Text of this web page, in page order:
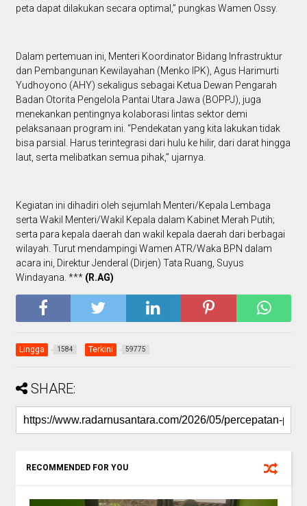
peta dapat dilakukan secara optimal,” pungkas Wamen Ossy.
Dalam pertemuan ini, Menteri Koordinator Bidang Infrastruktur
dan Pembangunan Kewilayahan (Menko IPK), Agus Harimurti
Yudhoyono (AHY) sekaligus sebagai Ketua Dewan Pengarah
Badan Otorita Pengelola Pantai Utara Jawa (BOPPJ), juga
menekankan pentingnya kolaborasi lintas sektor demi
pelaksanaan program ini. “Pendekatan yang kita lakukan tidak
bisa parsial. Harus terintegrasi dari hulu ke hilir, dari darat hingga
laut, serta melibatkan semua pihak,” ujarnya.
Kegiatan ini dihadiri oleh sejumlah Menteri/Kepala Lembaga
serta Wakil Menteri/Wakil Kepala dalam Kabinet Merah Putih;
serta para kepala daerah dan wakil kepala daerah dari berbagai
wilayah. Turut mendampingi Wamen ATR/Waka BPN dalam
acara ini, Direktur Jenderal (Dirjen) Tata Ruang, Suyus
Windayana. ***(R.AG)
Lingga 1584 Terkini 59775
SHARE:
RECOMMENDED FOR YOU